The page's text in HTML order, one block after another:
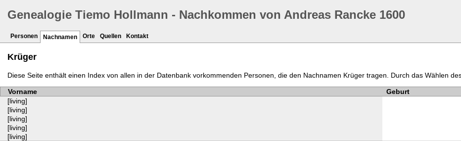
Genealogie Tiemo Hollmann - Nachkommen von Andreas Rancke 1600
Personen Nachnamen Orte Quellen Kontakt
Krüger
Diese Seite enthält einen Index von allen in der Datenbank vorkommenden Personen, die den Nachnamen Krüger tragen. Durch das Wählen
Vorname
Geburt
[living]
[living]
[living]
[living]
[living]